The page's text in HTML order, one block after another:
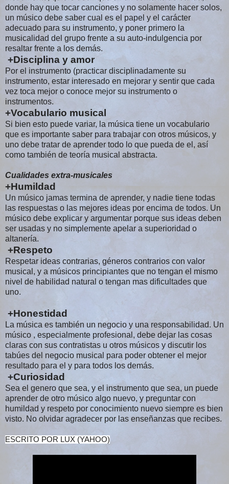
donde hay que tocar canciones y no solamente hacer solos,
un músico debe saber cual es el papel y el carácter
adecuado para su instrumento, y poner primero la
musicalidad del grupo frente a su auto-indulgencia por
resaltar frente a los demás.
+Disciplina y amor
Por el instrumento (practicar disciplinadamente su
instrumento, estar interesado en mejorar y sentir que cada
vez toca mejor o conoce mejor su instrumento o
instrumentos.
+Vocabulario musical
Si bien esto puede variar, la música tiene un vocabulario
que es importante saber para trabajar con otros músicos, y
uno debe tratar de aprender todo lo que pueda de el, así
como también de teoría musical abstracta.
Cualidades extra-musicales
+Humildad
Un músico jamas termina de aprender, y nadie tiene todas
las respuestas o las mejores ideas por encima de todos. Un
músico debe explicar y argumentar porque sus ideas deben
ser usadas y no simplemente apelar a superioridad o
altanería.
+Respeto
Respetar ideas contrarias, géneros contrarios con valor
musical, y a músicos principiantes que no tengan el mismo
nivel de habilidad natural o tengan mas dificultades que
uno.
+Honestidad
La música es también un negocio y una responsabilidad. Un
músico , especialmente profesional, debe dejar las cosas
claras con sus contratistas u otros músicos y discutir los
tabúes del negocio musical para poder obtener el mejor
resultado para el y para todos los demás.
+Curiosidad
Sea el genero que sea, y el instrumento que sea, un puede
aprender de otro músico algo nuevo, y preguntar con
humildad y respeto por conocimiento nuevo siempre es bien
visto. No olvidar agradecer por las enseñanzas que recibes.
ESCRITO POR LUX (YAHOO)